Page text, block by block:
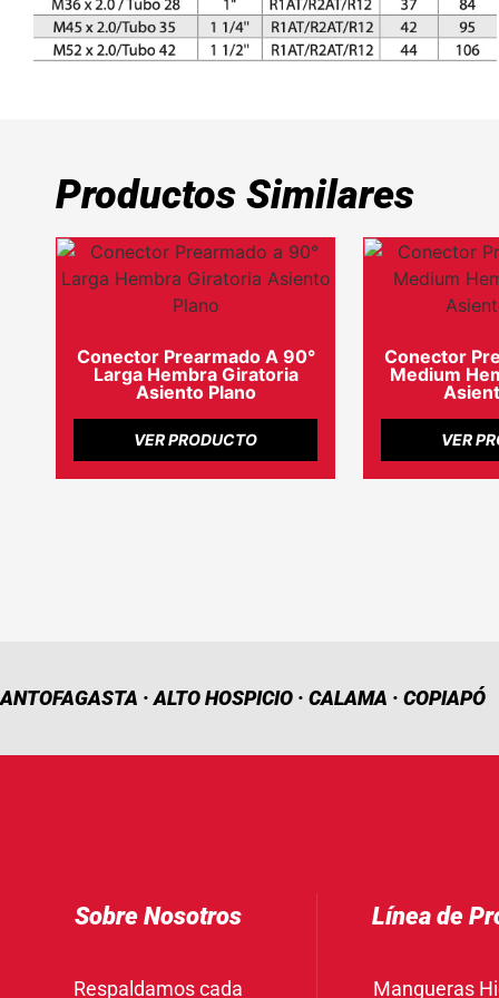
Productos Similares
Conector Prearmado A 90°
Larga Hembra Giratoria
Asiento Plano
VER PRODUCTO
Conector
Medium
VER
ANTOFAGASTA · ALTO HOSPICIO · CALAMA · COPIAPÓ
Sobre Nosotros
Respaldamos cada
Línea de
Mangueras